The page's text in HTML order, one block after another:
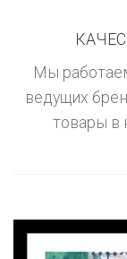
Мы
ведущих
товары в